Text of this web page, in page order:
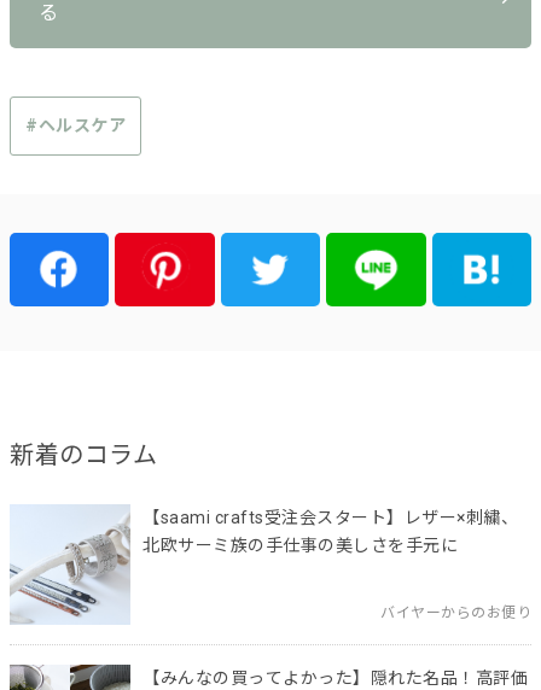
#ヘルスケア
る
新着のコラム
【saami crafts受注会スタート】レザー×刺繍、
北欧サーミ族の手仕事の美しさを手元に
バイヤーからのお便り
【みんなの買ってよかった】隠れた名品！高評価